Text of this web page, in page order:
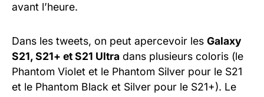
avant l’heure.
Dans les tweets, on peut apercevoir les Galaxy
S21, S21+ et S21 Ultra dans plusieurs coloris (le
Phantom Violet et le Phantom Silver pour le S21
et le Phantom Black et Silver pour le S21+). Le